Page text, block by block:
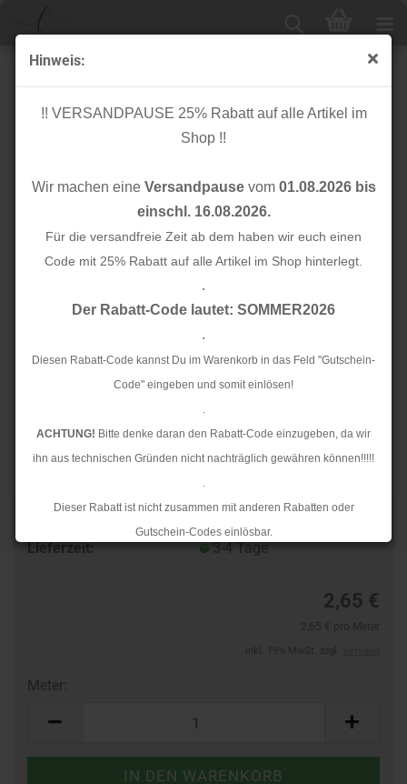
Hinweis:
!! VERSANDPAUSE 25% Rabatt auf alle Artikel im
Shop !!
Wir machen eine Versandpausevom 01.08.2026 bis
einschl. 16.08.2026.
Für die versandfreie Zeit ab dem haben wir euch einen
Code mit 25% Rabatt auf alle Artikel im Shop hinterlegt.
.
Der Rabatt-Code lautet: SOMMER2026
.
Diesen Rabatt-Code kannst Du im Warenkorb in das Feld "Gutschein-
Code" eingeben und somit einlösen!
.
ACHTUNG! Bitte denke daran den Rabatt-Code einzugeben, da wir
ihn aus technischen Gründen nicht nachträglich gewähren können!!!!!
.
Dieser Rabatt ist nicht zusammen mit anderen Rabatten oder
Gutschein-Codes einlösbar.
.
Rückstaus kann es jedoch zu längeren Lieferzeiten kommen.
Bio Flachkordel - Twist Me - Check - 2,4 cm - Col.5 -
Albstoffe - Hamburger Liebe
Lieferzeit:
3-4 Tage
2,65 €
Meter: